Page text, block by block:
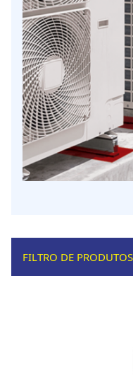
FILTRO DE PRODUTOS